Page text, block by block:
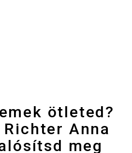
ötleted?
Anna
meg